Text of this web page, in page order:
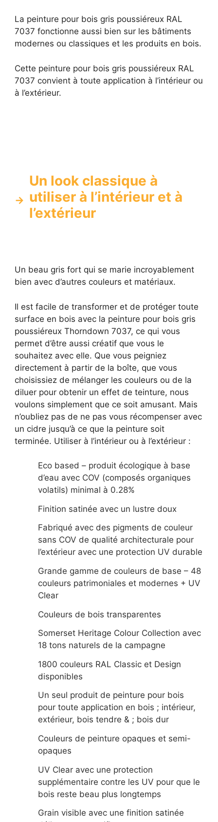
La peinture pour bois gris poussiéreux RAL
7037 fonctionne aussi bien sur les bâtiments
modernes ou classiques et les produits en bois.
Cette peinture pour bois gris poussiéreux RAL
7037 convient à toute application à l’intérieur ou
à l’extérieur.
Un look classique à
utiliser à l’intérieur et à
l’extérieur
Un beau gris fort qui se marie incroyablement
bien avec d’autres couleurs et matériaux.
Il est facile de transformer et de protéger toute
surface en bois avec la peinture pour bois gris
poussiéreux Thorndown 7037, ce qui vous
permet d’être aussi créatif que vous le
souhaitez avec elle. Que vous peigniez
directement à partir de la boîte, que vous
choisissiez de mélanger les couleurs ou de la
diluer pour obtenir un effet de teinture, nous
voulons simplement que ce soit amusant. Mais
n’oubliez pas de ne pas vous récompenser avec
un cidre jusqu’à ce que la peinture soit
terminée. Utiliser à l’intérieur ou à l’extérieur :
Eco based – produit écologique à base
d’eau avec COV (composés organiques
volatils) minimal à 0.28%
Finition satinée avec un lustre doux
Fabriqué avec des pigments de couleur
sans COV de qualité architecturale pour
l’extérieur avec une protection UV durable
Grande gamme de couleurs de base – 48
couleurs patrimoniales et modernes + UV
Clear
Couleurs de bois transparentes
Somerset Heritage Colour Collection avec
18 tons naturels de la campagne
1800 couleurs RAL Classic et Design
disponibles
Un seul produit de peinture pour bois
pour toute application en bois ; intérieur,
extérieur, bois tendre & ; bois dur
Couleurs de peinture opaques et semi-
opaques
UV Clear avec une protection
supplémentaire contre les UV pour que le
bois reste beau plus longtemps
Grain visible avec une finition satinée